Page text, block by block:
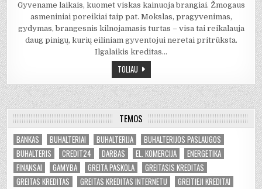
Gyvename laikais, kuomet viskas kainuoja brangiai. Žmogaus
asmeniniai poreikiai taip pat. Mokslas, pragyvenimas,
gydymas, brangesnis kilnojamasis turtas – visa tai reikalauja
daug pinigų, kurių eiliniam gyventojui neretai pritrūksta.
Ilgalaikis kreditas…
TOLIAU
TEMOS
BANKAS BUHALTERIAI BUHALTERIJA
BUHALTERIJOS PASLAUGOS
BUHALTERIS
CREDIT24 DARBAS EL. KOMERCIJA
ENERGETIKA
FINANSAI
GAMYBA GREITA PASKOLA
GREITASIS KREDITAS
GREITAS KREDITAS
GREITAS KREDITAS INTERNETU
GREITIEJI KREDITAI